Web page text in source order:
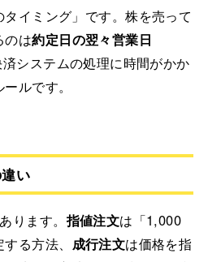
イミング」です。株を売って
のは約定日の翌々営業日
システムの処理に時間がかか
ルです。
い
ります。指値注文は「1,000
る方法、 成行注文は価格を指